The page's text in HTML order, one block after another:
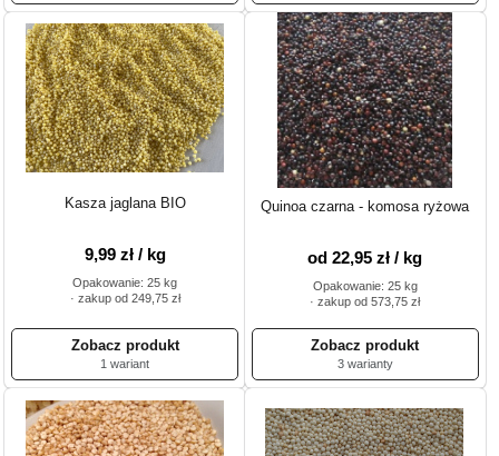
Kasza jaglana BIO
9,99 zł / kg
Opakowanie: 25 kg
· zakup od 249,75 zł
1 wariant
Quinoa czarna - komosa ryżowa
od 22,95 zł / kg
Opakowanie: 25 kg
· zakup od 573,75 zł
3 warianty